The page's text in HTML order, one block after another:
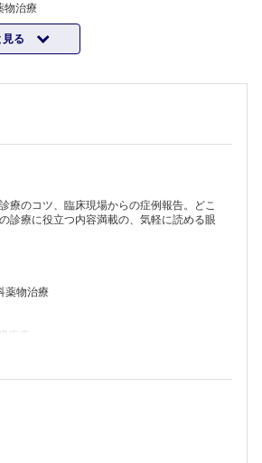
治療
薬剤
体作動薬
薬
激薬(ブリモニジン)
毒、結核、トキソプラズマ)
治療
療法
る
療のコツ、臨床現場からの症例報告。どこ
診療に役立つ内容満載の、気軽に読める眼
物治療
疾患
購読）